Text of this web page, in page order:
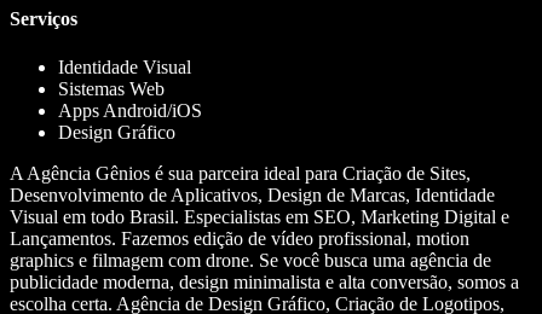
Serviços
Identidade Visual
Sistemas Web
Apps Android/iOS
Design Gráfico
A Agência Gênios é sua parceira ideal para Criação de Sites,
Desenvolvimento de Aplicativos, Design de Marcas, Identidade
Visual em todo Brasil. Especialistas em SEO, Marketing Digital e
Lançamentos. Fazemos edição de vídeo profissional, motion
graphics e filmagem com drone. Se você busca uma agência de
publicidade moderna, design minimalista e alta conversão, somos a
escolha certa. Agência de Design Gráfico, Criação de Logotipos,